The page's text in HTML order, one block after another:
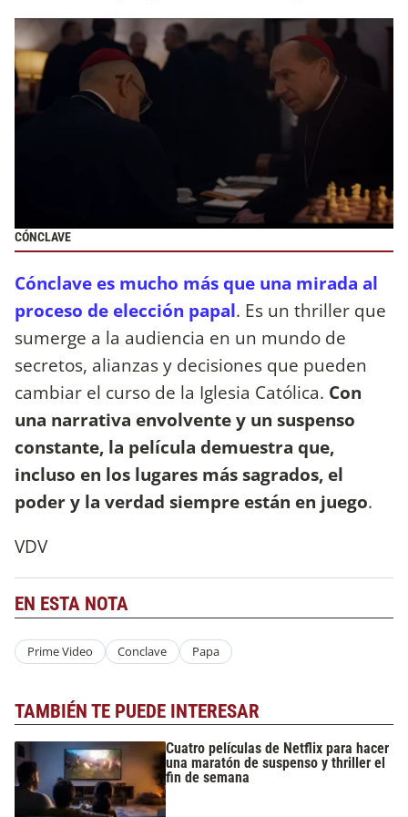
CÓNCLAVE
Cónclave es mucho más que una mirada al
proceso de elección papal. Es un thriller que
sumerge a la audiencia en un mundo de
secretos, alianzas y decisiones que pueden
cambiar el curso de la Iglesia Católica. Con
una narrativa envolvente y un suspenso
constante, la película demuestra que,
incluso en los lugares más sagrados, el
poder y la verdad siempre están en juego.
VDV
EN ESTA NOTA
Prime Video Conclave Papa
TAMBIÉN TE PUEDE INTERESAR
Cuatro películas de Netflix para hacer
una maratón de suspenso y thriller el
fin de semana